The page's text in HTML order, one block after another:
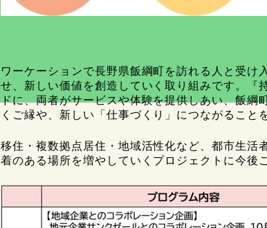
ワーケーションで長野県飯綱町を訪れる人と受け
せ、新しい価値を創造していく取り組みです。『
ドに、両者がサービスや体験を提供しあい、飯綱
くご縁や、新しい「仕事づくり」につながること
移住・複数拠点居住・地域活性化など、都市生活
着のある場所を増やしていくプロジェクトに今後